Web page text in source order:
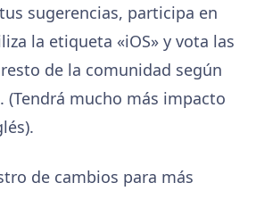
sugerencias, participa en
la etiqueta «iOS» y vota las
de la comunidad según
(Tendrá mucho más impacto
de cambios para más